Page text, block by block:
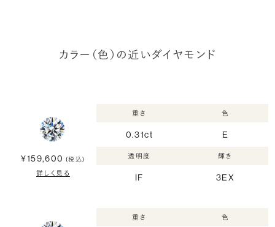
カラー（色）の近いダイヤモンド
¥159,600 (税込)
詳しく見る
重さ
0.31ct
色
E
透明度
IF
輝き
3EX
重さ 色